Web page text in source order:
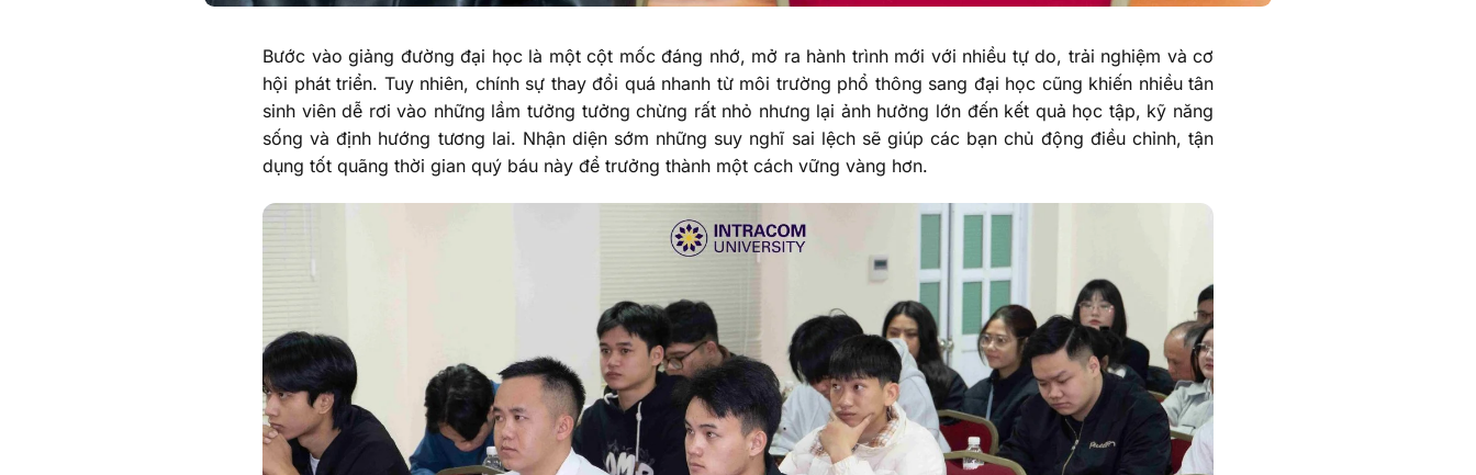
Bước vào giảng đường đại học là một cột mốc đáng nhớ, mở ra hành trình mới với nhiều tự do, trải nghiệm và cơ
hội phát triển. Tuy nhiên, chính sự thay đổi quá nhanh từ môi trường phổ thông sang đại học cũng khiến nhiều tân
sinh viên dễ rơi vào những lầm tưởng tưởng chừng rất nhỏ nhưng lại ảnh hưởng lớn đến kết quả học tập, kỹ năng
sống và định hướng tương lai. Nhận diện sớm những suy nghĩ sai lệch sẽ giúp các bạn chủ động điều chỉnh, tận
dụng tốt quãng thời gian quý báu này để trưởng thành một cách vững vàng hơn.